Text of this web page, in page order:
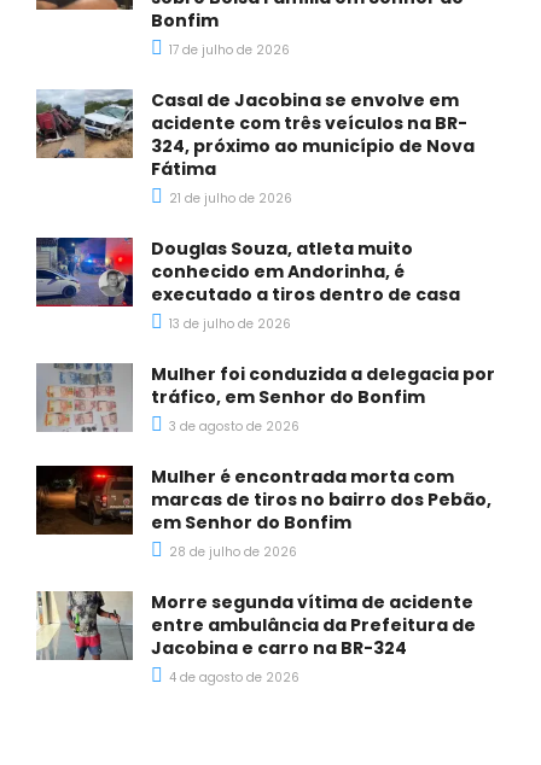
Bonfim
17 de julho de 2026
Casal de Jacobina se envolve em
acidente com três veículos na BR-
324, próximo ao município de Nova
Fátima
21 de julho de 2026
Douglas Souza, atleta muito
conhecido em Andorinha, é
executado a tiros dentro de casa
13 de julho de 2026
Mulher foi conduzida a delegacia por
tráfico, em Senhor do Bonfim
3 de agosto de 2026
Mulher é encontrada morta com
marcas de tiros no bairro dos Pebão,
em Senhor do Bonfim
28 de julho de 2026
Morre segunda vítima de acidente
entre ambulância da Prefeitura de
Jacobina e carro na BR-324
4 de agosto de 2026